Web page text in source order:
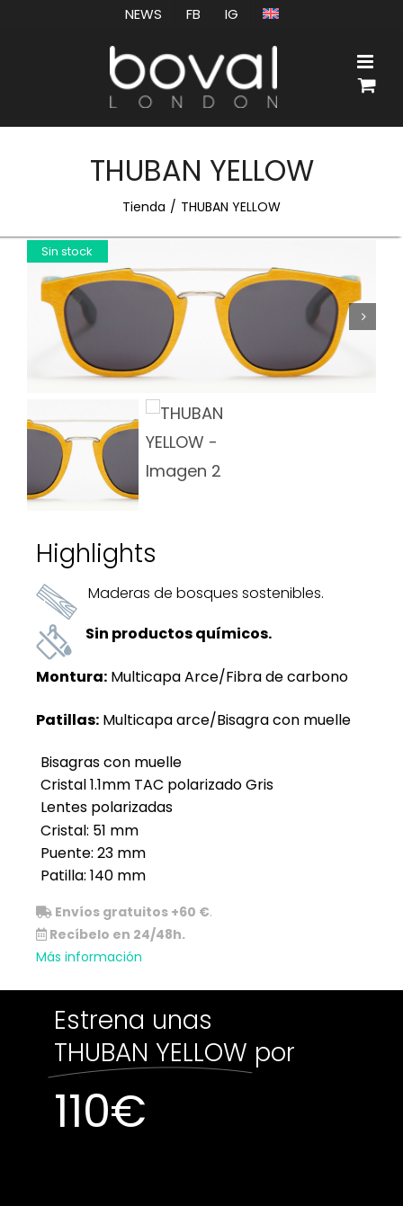
NEWS FB IG
THUBAN YELLOW
Tienda THUBAN YELLOW
Sin stock
Highlights
Maderas de bosques sostenibles.
Sin productos químicos.
Montura:Multicapa Arce/Fibra de carbono
Patillas:Multicapa arce/Bisagra con muelle
Bisagras con muelle
Cristal 1.1mm TAC polarizado Gris
Lentes polarizadas
Cristal: 51 mm
Puente: 23 mm
Patilla: 140 mm
Envíos gratuitos +60 €.
Recíbelo en 24/48h.
Más información
Estrena unas
THUBAN YELLOW por
110€